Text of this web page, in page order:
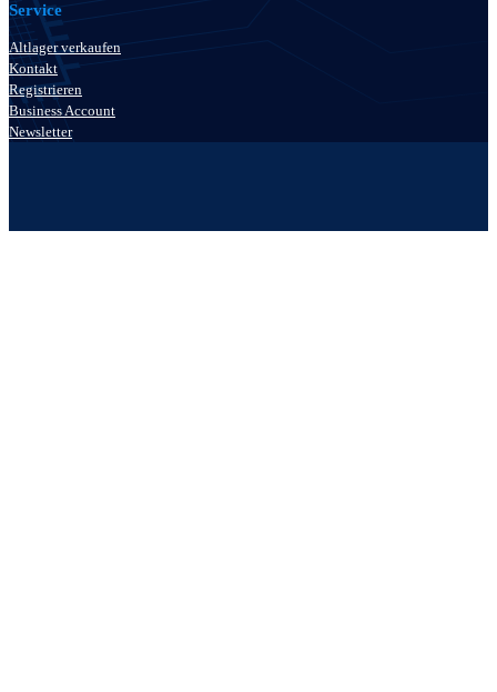
Service
Altlager verkaufen
Kontakt
Registrieren
Business Account
Newsletter